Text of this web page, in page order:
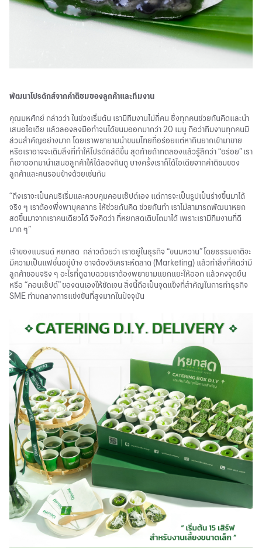
พัฒนาโปรดักส์จากคำติชมของลูกค้าและทีมงาน
คุณมหศักย์ กล่าวว่า ในช่วงเริ่มต้น เรามีทีมงานไม่กี่คน ซึ่งทุกคนช่วยกันคิดและนำ
เสนอไอเดีย แล้วลองลงมือทำจนได้ขนมออกมากว่า 20 เมนู ถือว่าทีมงานทุกคนมี
ส่วนสำคัญอย่างมาก โดยเราพยายามนำขนมไทยที่อร่อยแต่หากินยากเข้ามาขาย
หรือเราอาจจะเติมสิ่งที่ทำให้โปรดักส์ดีขึ้น สุดท้ายถ้าทดลองแล้วรู้สึกว่า “อร่อย” เรา
ก็เอาออกมานำเสนอลูกค้าให้ได้ลองกินดู บางครั้งเราก็ได้ไอเดียจากคำติชมของ
ลูกค้าและคนรอบข้างด้วยเช่นกัน
“ถึงเราจะเป็นคนริเริ่มและควบคุมคอนเซ็ปต์เอง แต่การจะเป็นรูปเป็นร่างขึ้นมาได้
จริง ๆ เราต้องพึ่งพาบุคลากร ให้ช่วยกันคิด ช่วยกันทำ เราไม่สามารถพัฒนาหยก
สดขึ้นมาจากเราคนเดียวได้ จึงคิดว่า ที่หยกสดเติบโตมาได้ เพราะเรามีทีมงานที่ดี
มาก ๆ”
เจ้าของแบรนด์ หยกสด กล่าวด้วยว่า เราอยู่ในธุรกิจ “ขนมหวาน” โดยธรรมชาติจะ
มีความเป็นแฟชั่นอยู่บ้าง อาจต้องวิเคราะห์ตลาด (Marketing) แล้วทำสิ่งที่คิดว่ามี
ลูกค้าชอบจริง ๆ อะไรที่ดูฉาบฉวยเราต้องพยายามแยกแยะให้ออก แล้วคงจุดยืน
หรือ “คอนเซ็ปต์” ของตนเองให้ชัดเจน สิ่งนี้ถือเป็นจุดแข็งที่สำคัญในการทำธุรกิจ
SME ท่ามกลางการแข่งขันที่สูงมากในปัจจุบัน